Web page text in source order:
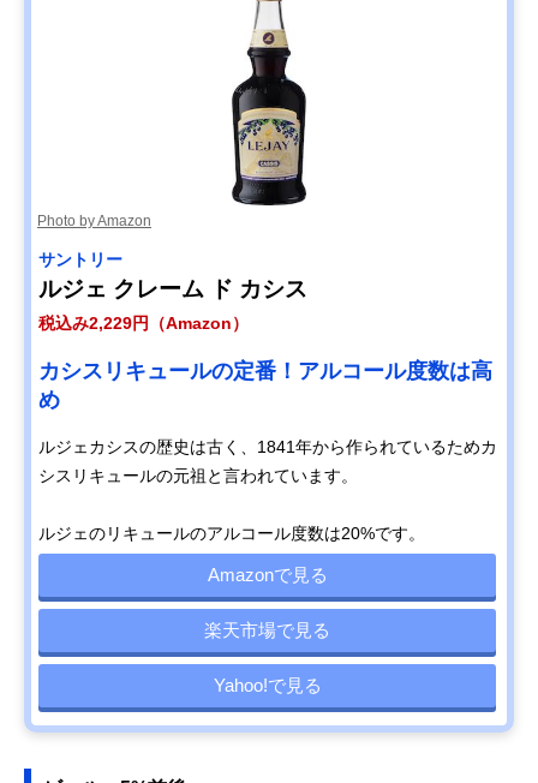
Photo by Amazon
サントリー
ルジェ クレーム ド カシス
税込み2,229円（Amazon）
カシスリキュールの定番！アルコール度数は高
め
ルジェカシスの歴史は古く、1841年から作られているためカ
シスリキュールの元祖と言われています。
ルジェのリキュールのアルコール度数は20%です。
Amazonで見る
楽天市場で見る
Yahoo!で見る